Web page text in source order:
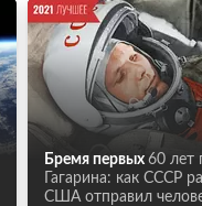
Бремя первых 60 лет
Гагарина: как СССР
США отправил